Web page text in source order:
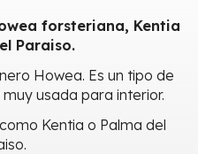
forsteriana, Kentia
Paraiso.
Howea. Es un tipo de
usada para interior.
Kentia o Palma del